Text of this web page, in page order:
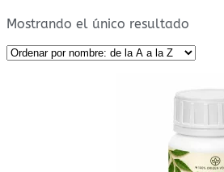
Mostrando el único resultado